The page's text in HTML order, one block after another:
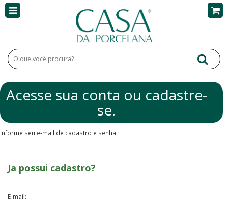
Acesse sua conta ou cadastre-
se.
Informe seu e-mail de cadastro e senha.
Ja possui cadastro?
E-mail: